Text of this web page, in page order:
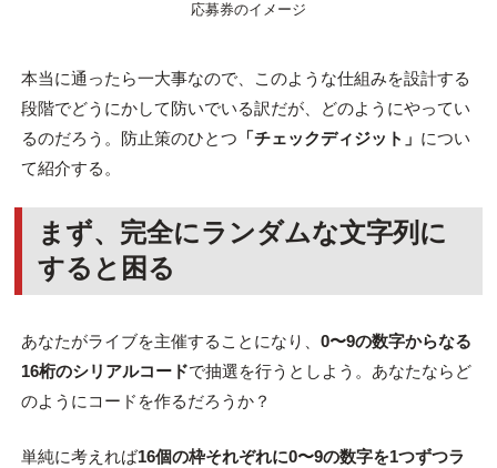
応募券のイメージ
本当に通ったら一大事なので、このような仕組みを設計する
段階でどうにかして防いでいる訳だが、どのようにやってい
るのだろう。防止策のひとつ 「チェックディジット」 につい
て紹介する。
まず、完全にランダムな文字列に
すると困る
あなたがライブを主催することになり、 0〜9の数字からなる
16桁のシリアルコードで抽選を行うとしよう。あなたならど
のようにコードを作るだろうか？
単純に考えれば16個の枠それぞれに0〜9の数字を1つずつラ